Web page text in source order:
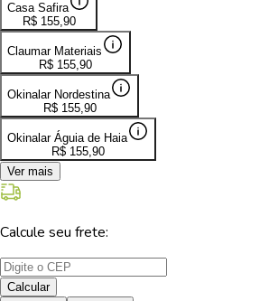
Casa Safira
R$ 155,90
Claumar Materiais
R$ 155,90
Okinalar Nordestina
R$ 155,90
Okinalar Águia de Haia
R$ 155,90
Ver mais
Calcule seu frete:
Calcular